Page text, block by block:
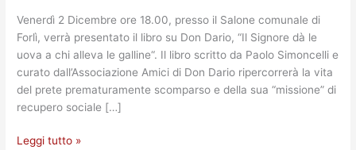
Venerdì 2 Dicembre ore 18.00, presso il Salone comunale di
Forlì, verrà presentato il libro su Don Dario, “Il Signore dà le
uova a chi alleva le galline“. Il libro scritto da Paolo Simoncelli e
curato dall’Associazione Amici di Don Dario ripercorrerà la vita
del prete prematuramente scomparso e della sua “missione” di
recupero sociale […]
LE
UOVA
A
CHI
ALLEVA
LE
Leggi tutto »